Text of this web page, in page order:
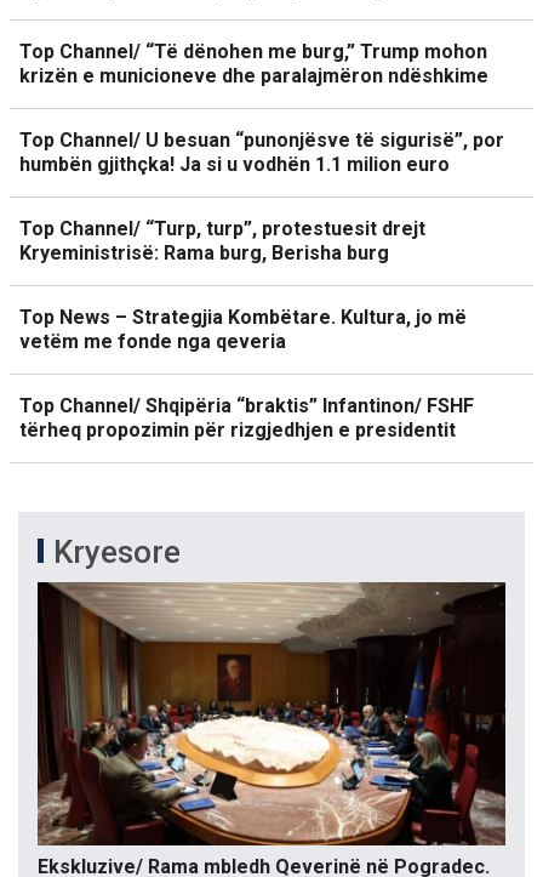
Top Channel/ “Të dënohen me burg,” Trump mohon
krizën e municioneve dhe paralajmëron ndëshkime
Top Channel/ U besuan “punonjësve të sigurisë”, por
humbën gjithçka! Ja si u vodhën 1.1 milion euro
Top Channel/ “Turp, turp”, protestuesit drejt
Kryeministrisë: Rama burg, Berisha burg
Top News – Strategjia Kombëtare. Kultura, jo më
vetëm me fonde nga qeveria
Top Channel/ Shqipëria “braktis” Infantinon/ FSHF
tërheq propozimin për rizgjedhjen e presidentit
Kryesore
Ekskluzive/ Rama mbledh Qeverinë në Pogradec.